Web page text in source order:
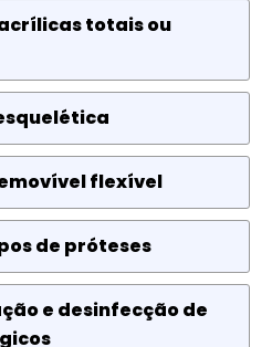
totais ou
flexível
de próteses
e desinfecção de